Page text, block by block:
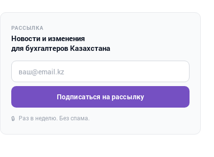
РАССЫЛКА
Новости и изменения
для бухгалтеров Казахстана
Введите ваш e-mail
Подписаться на рассылку
🔒 Раз в неделю. Без спама.